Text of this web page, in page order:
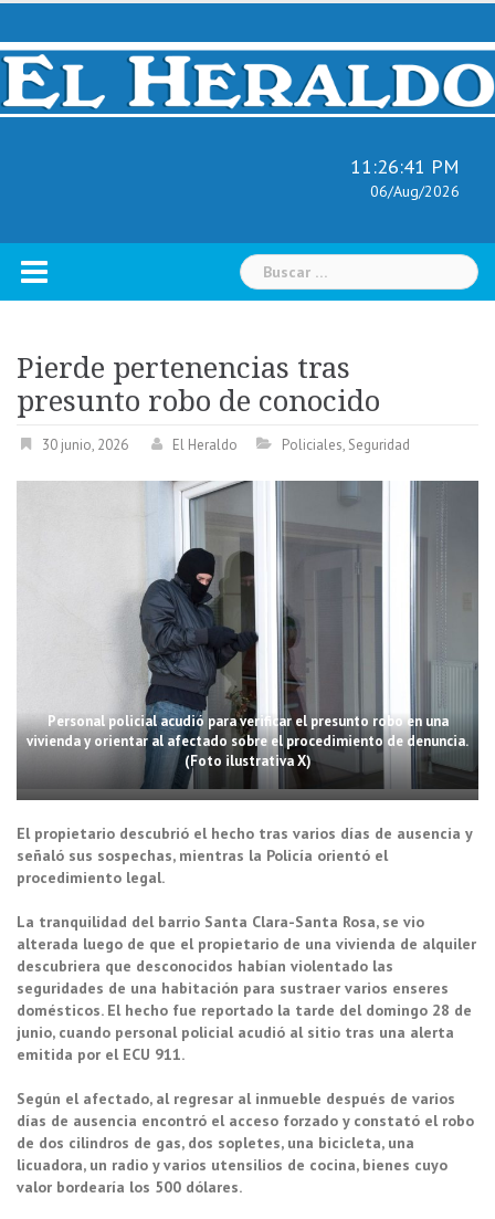
Skip
content
11:26:42 PM
06/Aug/2026
Buscar:
Pierde pertenencias tras
presunto robo de conocido
30 junio, 2026 El Heraldo Policiales, Seguridad
Personal policial acudió para verificar el presunto robo en una
vivienda y orientar al afectado sobre el procedimiento de denuncia.
(Foto ilustrativa X)
El propietario descubrió el hecho tras varios días de ausencia y
señaló sus sospechas, mientras la Policía orientó el
procedimiento legal.
La tranquilidad del barrio Santa Clara-Santa Rosa, se vio
alterada luego de que el propietario de una vivienda de alquiler
descubriera que desconocidos habían violentado las
seguridades de una habitación para sustraer varios enseres
domésticos. El hecho fue reportado la tarde del domingo 28 de
junio, cuando personal policial acudió al sitio tras una alerta
emitida por el ECU 911.
Según el afectado, al regresar al inmueble después de varios
días de ausencia encontró el acceso forzado y constató el robo
de dos cilindros de gas, dos sopletes, una bicicleta, una
licuadora, un radio y varios utensilios de cocina, bienes cuyo
valor bordearía los 500 dólares.